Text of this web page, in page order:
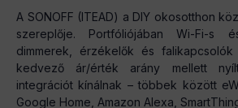
A SONOFF (ITEAD) a DIY okosotthon
szereplője. Portfóliójában Wi-Fi-s
dimmerek, érzékelők és falikapcsolók
kedvező ár/érték arány mellett
integrációt kínálnak – többek között
Google Home, Amazon Alexa,